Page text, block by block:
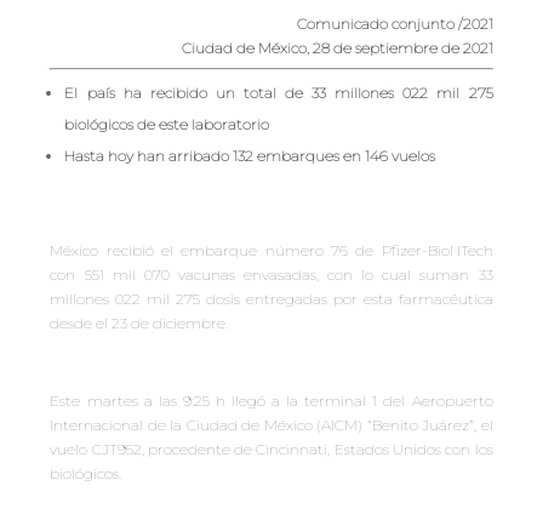
Comunicado conjunto /2021
Ciudad de México, 28 de septiembre de 2021
El país ha recibido un total de 33 millones 022 mil 275
biológicos de este laboratorio
Hasta hoy han arribado 132 embarques en 146 vuelos
México recibió el embarque número 76 de Pfizer-BioNTech
con 551 mil 070 vacunas envasadas, con lo cual suman 33
millones 022 mil 275 dosis entregadas por esta farmacéutica
desde el 23 de diciembre.
Este martes a las 9:25 h llegó a la terminal 1 del Aeropuerto
Internacional de la Ciudad de México (AICM) “Benito Juárez”, el
vuelo CJT952, procedente de Cincinnati, Estados Unidos con los
biológicos.